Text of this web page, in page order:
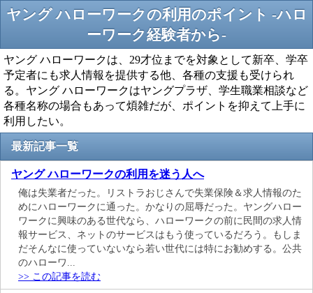
ヤング ハローワークの利用のポイント -ハロ
ーワーク経験者から-
ヤング ハローワークは、29才位までを対象として新卒、学卒
予定者にも求人情報を提供する他、各種の支援も受けられ
る。ヤング ハローワークはヤングプラザ、学生職業相談など
各種名称の場合もあって煩雑だが、ポイントを抑えて上手に
利用したい。
最新記事一覧
ヤング ハローワークの利用を迷う人へ
俺は失業者だった。リストラおじさんで失業保険＆求人情報のた
めにハローワークに通った。かなりの屈辱だった。ヤングハロー
ワークに興味のある世代なら、ハローワークの前に民間の求人情
報サービス、ネットのサービスはもう使っているだろう。もしま
だそんなに使っていないなら若い世代には特にお勧めする。公共
のハローワ...
>> この記事を読む